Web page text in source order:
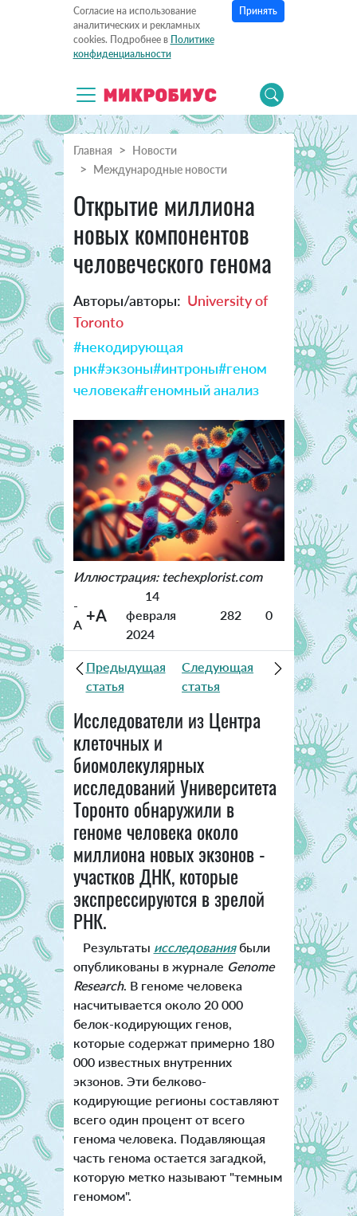
Согласие на использование
аналитических и рекламных
cookies. Подробнее в Политике
конфиденциальности
Принять
Главная
Новости
Международные новости
Открытие миллиона
новых компонентов
человеческого генома
Авторы/авторы: University of
Toronto
#некодирующая
рнк#экзоны#интроны#геном
человека#геномный анализ
Иллюстрация: techexplorist.com
-
A +A
14
февраля
2024
282 0
Предыдущая
статья
Следующая
статья
Исследователи из Центра
клеточных и
биомолекулярных
исследований Университета
Торонто обнаружили в
геноме человека около
миллиона новых экзонов -
участков ДНК, которые
экспрессируются в зрелой
РНК.
Результаты исследованиябыли
опубликованы в журнале Genome
Research. В геноме человека
насчитывается около 20 000
белок-кодирующих генов,
которые содержат примерно 180
000 известных внутренних
экзонов. Эти белково-
кодирующие регионы составляют
всего один процент от всего
генома человека. Подавляющая
часть генома остается загадкой,
которую метко называют "темным
геномом".